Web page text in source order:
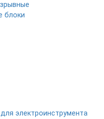
блоки
электроинструмента